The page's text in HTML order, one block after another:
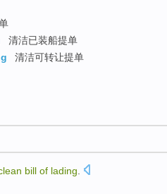
清洁已装船提单
清洁可转让提单
bill of lading